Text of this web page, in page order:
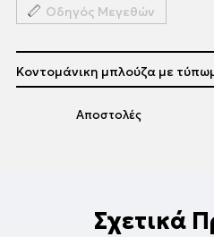
Οδηγός Μεγεθών
Αποστολές
Κοντομάνικη μπλούζα με
Σχετικά